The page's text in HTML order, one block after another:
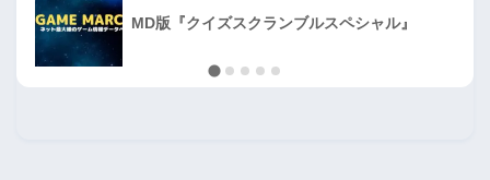
MD版『クイズスクランブルスペシャル』